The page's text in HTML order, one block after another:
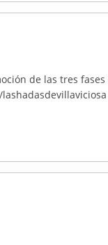
de las tres